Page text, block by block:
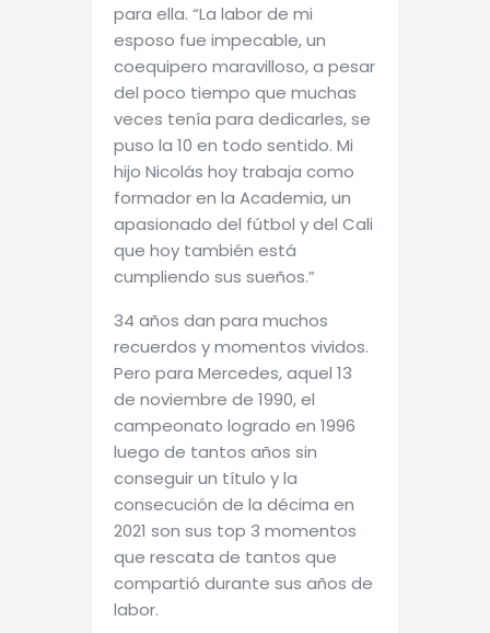
para ella. “La labor de mi
esposo fue impecable, un
coequipero maravilloso, a pesar
del poco tiempo que muchas
veces tenía para dedicarles, se
puso la 10 en todo sentido. Mi
hijo Nicolás hoy trabaja como
formador en la Academia, un
apasionado del fútbol y del Cali
que hoy también está
cumpliendo sus sueños.”
34 años dan para muchos
recuerdos y momentos vividos.
Pero para Mercedes, aquel 13
de noviembre de 1990, el
campeonato logrado en 1996
luego de tantos años sin
conseguir un título y la
consecución de la décima en
2021 son sus top 3 momentos
que rescata de tantos que
compartió durante sus años de
labor.